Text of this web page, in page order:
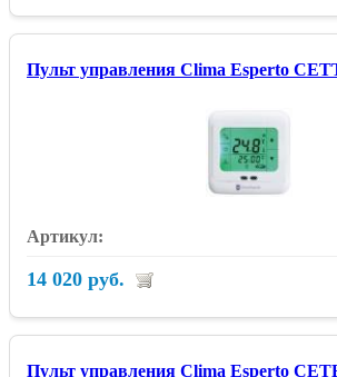
Пульт управления Clima Esperto
14 020 руб.
Пульт управления Clima Esperto